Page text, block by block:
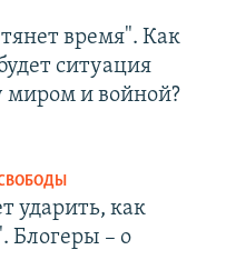
время". Как
ситуация
и войной?
ударить, как
Блогеры – о